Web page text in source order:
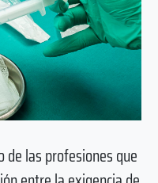
las profesiones que